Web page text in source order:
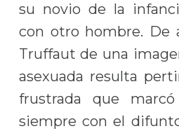
su novio de la
con otro hombre. De
Truffaut de una
asexuada resulta
frustrada que
siempre con el